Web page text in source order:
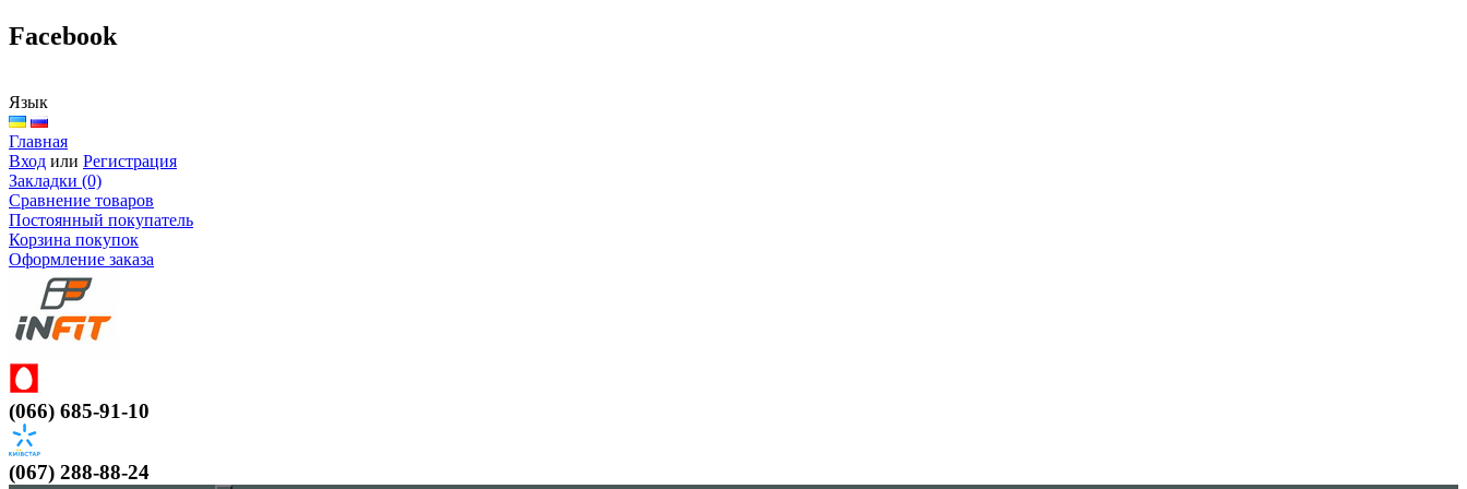
Facebook
Язык
Главная
Вход или Регистрация
Закладки (0)
Сравнение товаров
Постоянный покупатель
Корзина покупок
Оформление заказа
(066) 685-91-10
(067) 288-88-24